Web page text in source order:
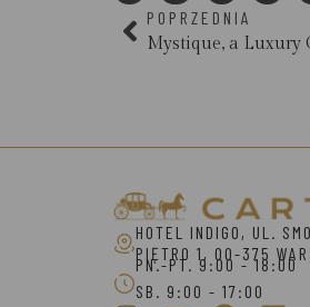
POPRZEDNIA
Mystique, a Luxury
HOTEL INDIGO, UL.
PIĘTRO 1, 00-375
PN.-PT. 9:00 - 18:00
SB. 9:00 - 17:00